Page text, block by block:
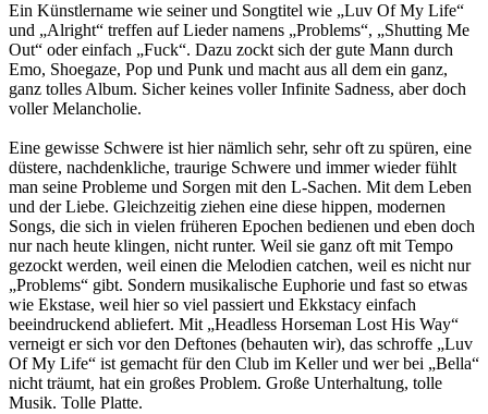
Facebook
to
clipboard
via
eMail
Ein Künstlername wie seiner und Songtitel wie „Luv Of My Life“
und „Alright“ treffen auf Lieder namens „Problems“, „Shutting Me
Out“ oder einfach „Fuck“. Dazu zockt sich der gute Mann durch
Emo, Shoegaze, Pop und Punk und macht aus all dem ein ganz,
ganz tolles Album. Sicher keines voller Infinite Sadness, aber doch
voller Melancholie.
Eine gewisse Schwere ist hier nämlich sehr, sehr oft zu spüren, eine
düstere, nachdenkliche, traurige Schwere und immer wieder fühlt
man seine Probleme und Sorgen mit den L-Sachen. Mit dem Leben
und der Liebe. Gleichzeitig ziehen eine diese hippen, modernen
Songs, die sich in vielen früheren Epochen bedienen und eben doch
nur nach heute klingen, nicht runter. Weil sie ganz oft mit Tempo
gezockt werden, weil einen die Melodien catchen, weil es nicht nur
„Problems“ gibt. Sondern musikalische Euphorie und fast so etwas
wie Ekstase, weil hier so viel passiert und Ekkstacy einfach
beeindruckend abliefert. Mit „Headless Horseman Lost His Way“
verneigt er sich vor den Deftones (behauten wir), das schroffe „Luv
Of My Life“ ist gemacht für den Club im Keller und wer bei „Bella“
nicht träumt, hat ein großes Problem. Große Unterhaltung, tolle
Musik. Tolle Platte.